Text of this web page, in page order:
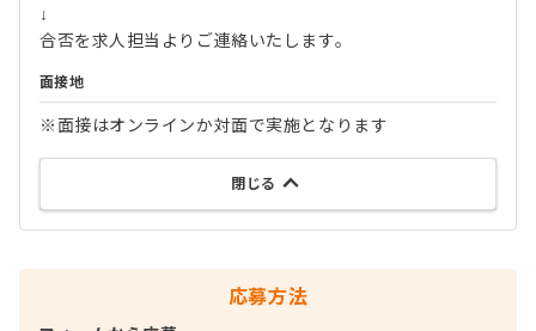
↓
合否を求人担当よりご連絡いたします。
面接地
※面接はオンラインか対面で実施となります
閉じる
応募方法